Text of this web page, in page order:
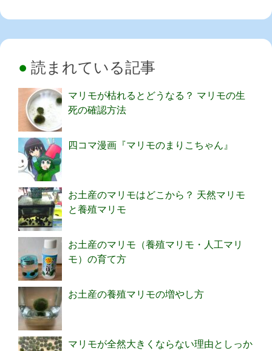
読まれている記事
マリモが枯れるとどうなる？ マリモの生
死の確認方法
四コマ漫画『マリモのまりこちゃん』
お土産のマリモはどこから？ 天然マリモ
と養殖マリモ
お土産のマリモ（養殖マリモ・人工マリ
モ）の育て方
お土産の養殖マリモの増やし方
マリモが全然大きくならない理由としっか